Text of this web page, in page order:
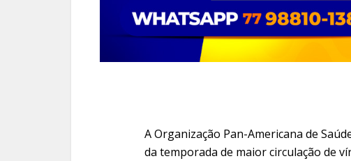
A Organização Pan-Americana de
da temporada de maior circulação de